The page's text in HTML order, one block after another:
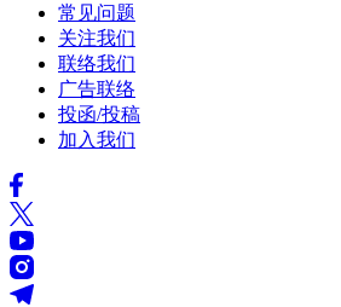
常见问题
关注我们
联络我们
广告联络
投函/投稿
加入我们